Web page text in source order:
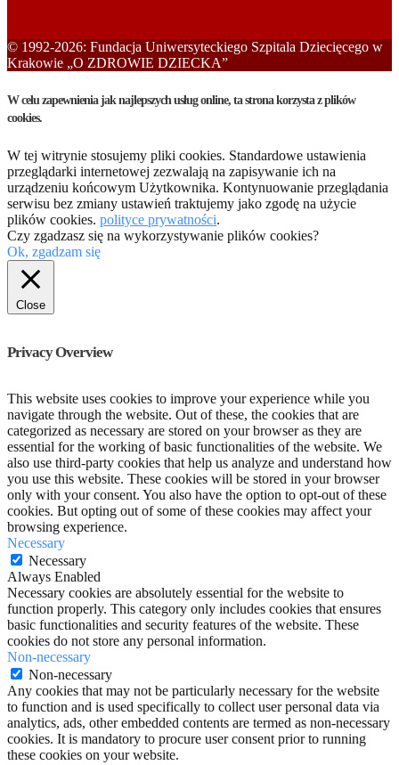
© 1992-2026: Fundacja Uniwersyteckiego Szpitala Dziecięcego w
Krakowie „O ZDROWIE DZIECKA”
W celu zapewnienia jak najlepszych usług online, ta strona korzysta z plików
cookies.
W tej witrynie stosujemy pliki cookies. Standardowe ustawienia
przeglądarki internetowej zezwalają na zapisywanie ich na
urządzeniu końcowym Użytkownika. Kontynuowanie przeglądania
serwisu bez zmiany ustawień traktujemy jako zgodę na użycie
plików cookies. polityce prywatności.
Czy zgadzasz się na wykorzystywanie plików cookies?
Ok, zgadzam się
Close
Privacy Overview
This website uses cookies to improve your experience while you
navigate through the website. Out of these, the cookies that are
categorized as necessary are stored on your browser as they are
essential for the working of basic functionalities of the website. We
also use third-party cookies that help us analyze and understand how
you use this website. These cookies will be stored in your browser
only with your consent. You also have the option to opt-out of these
cookies. But opting out of some of these cookies may affect your
browsing experience.
Necessary
Necessary
Always Enabled
Necessary cookies are absolutely essential for the website to
function properly. This category only includes cookies that ensures
basic functionalities and security features of the website. These
cookies do not store any personal information.
Non-necessary
Non-necessary
Any cookies that may not be particularly necessary for the website
to function and is used specifically to collect user personal data via
analytics, ads, other embedded contents are termed as non-necessary
cookies. It is mandatory to procure user consent prior to running
these cookies on your website.